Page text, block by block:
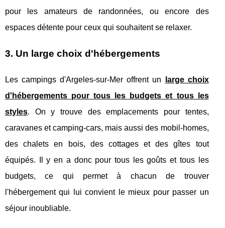
pour les amateurs de randonnées, ou encore des
espaces détente pour ceux qui souhaitent se relaxer.
3. Un large choix d'hébergements
Les campings d'Argeles-sur-Mer offrent un
large choix
d'hébergements pour tous les budgets et tous les
styles. On y trouve des emplacements pour tentes,
caravanes et camping-cars, mais aussi des mobil-homes,
des chalets en bois, des cottages et des gîtes tout
équipés. Il y en a donc pour tous les goûts et tous les
budgets, ce qui permet à chacun de trouver
l'hébergement qui lui convient le mieux pour passer un
séjour inoubliable.